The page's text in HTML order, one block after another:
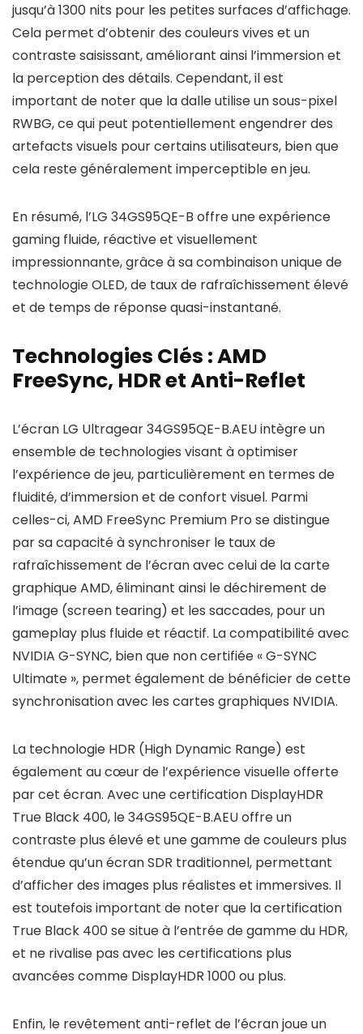
jusqu’à 1300 nits pour les petites surfaces d’affichage.
Cela permet d’obtenir des couleurs vives et un
contraste saisissant, améliorant ainsi l’immersion et
la perception des détails. Cependant, il est
important de noter que la dalle utilise un sous-pixel
RWBG, ce qui peut potentiellement engendrer des
artefacts visuels pour certains utilisateurs, bien que
cela reste généralement imperceptible en jeu.
En résumé, l’LG 34GS95QE-B offre une expérience
gaming fluide, réactive et visuellement
impressionnante, grâce à sa combinaison unique de
technologie OLED, de taux de rafraîchissement élevé
et de temps de réponse quasi-instantané.
Technologies Clés : AMD
FreeSync, HDR et Anti-Reflet
L’écran LG Ultragear 34GS95QE-B.AEU intègre un
ensemble de technologies visant à optimiser
l’expérience de jeu, particulièrement en termes de
fluidité, d’immersion et de confort visuel. Parmi
celles-ci, AMD FreeSync Premium Pro se distingue
par sa capacité à synchroniser le taux de
rafraîchissement de l’écran avec celui de la carte
graphique AMD, éliminant ainsi le déchirement de
l’image (screen tearing) et les saccades, pour un
gameplay plus fluide et réactif. La compatibilité avec
NVIDIA G-SYNC, bien que non certifiée « G-SYNC
Ultimate », permet également de bénéficier de cette
synchronisation avec les cartes graphiques NVIDIA.
La technologie HDR (High Dynamic Range) est
également au cœur de l’expérience visuelle offerte
par cet écran. Avec une certification DisplayHDR
True Black 400, le 34GS95QE-B.AEU offre un
contraste plus élevé et une gamme de couleurs plus
étendue qu’un écran SDR traditionnel, permettant
d’afficher des images plus réalistes et immersives. Il
est toutefois important de noter que la certification
True Black 400 se situe à l’entrée de gamme du HDR,
et ne rivalise pas avec les certifications plus
avancées comme DisplayHDR 1000 ou plus.
Enfin, le revêtement anti-reflet de l’écran joue un